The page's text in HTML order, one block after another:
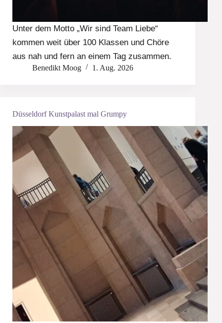
Unter dem Motto „Wir sind Team Liebe“
kommen weit über 100 Klassen und Chöre
aus nah und fern an einem Tag zusammen.
Benedikt Moog 1. Aug. 2026
Düsseldorf Kunstpalast mal Grumpy